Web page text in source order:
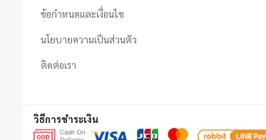
ข้อกำหนดและเงื่อนไข
นโยบายความเป็นส่วนตัว
ติดต่อเรา
วิธีการชำระเงิน